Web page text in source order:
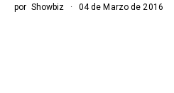
por Showbiz 04 de Marzo de 2016